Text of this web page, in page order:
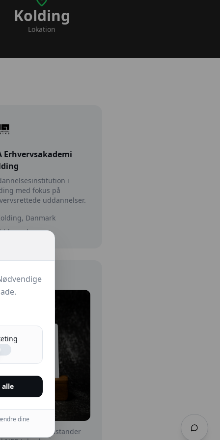
Kolding
Lokation
Erhvervsakademi
i
med fokus på
uddannelser.
Danmark
Anmeldelsesstander
alle
dine